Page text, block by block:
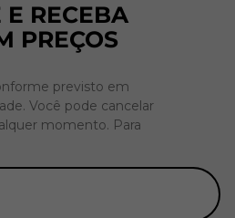
E RECEBA
PREÇOS
previsto em
Você pode cancelar
momento. Para